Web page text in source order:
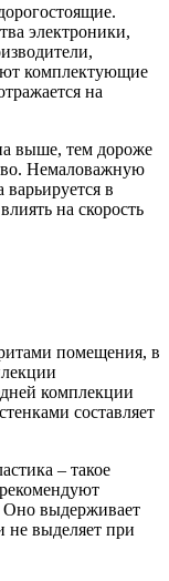
электроники,
комплектующие
на
выше, тем дороже
Немаловажную
варьируется в
на скорость
помещения, в
комплекции
составляет
– такое
Оно выдерживает
не выделяет при